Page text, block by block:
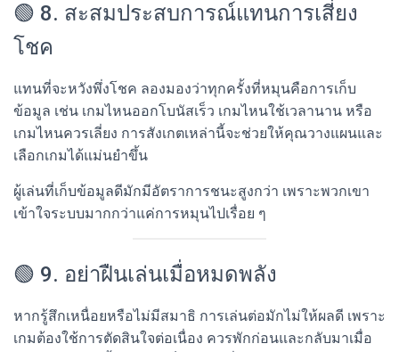
🟢 8. สะสมประสบการณ์แทนการเสี่ยง
โชค
แทนที่จะหวังพึ่งโชค ลองมองว่าทุกครั้งที่หมุนคือการเก็บ
ข้อมูล เช่น เกมไหนออกโบนัสเร็ว เกมไหนใช้เวลานาน หรือ
เกมไหนควรเลี่ยง การสังเกตเหล่านี้จะช่วยให้คุณวางแผนและ
เลือกเกมได้แม่นยำขึ้น
ผู้เล่นที่เก็บข้อมูลดีมักมีอัตราการชนะสูงกว่า เพราะพวกเขา
เข้าใจระบบมากกว่าแค่การหมุนไปเรื่อย ๆ
🟢 9. อย่าฝืนเล่นเมื่อหมดพลัง
หากรู้สึกเหนื่อยหรือไม่มีสมาธิ การเล่นต่อมักไม่ให้ผลดี เพราะ
เกมต้องใช้การตัดสินใจต่อเนื่อง ควรพักก่อนและกลับมาเมื่อ